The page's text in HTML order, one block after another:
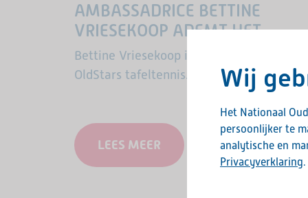
AMBASSADRICE BETTINE
VRIESEKOOP ADEMT HET
OLDSTARS DNA
Bettine Vriesekoop is ambassadeur van
OldStars tafeltennis. Dit is haar verhaal.
LEES MEER
Wij
Het Nationaal
persoonlijker te
analytische en
Privacyverklaring.